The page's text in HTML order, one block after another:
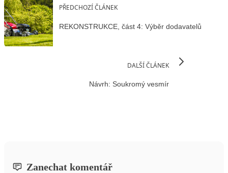
PŘEDCHOZÍ ČLÁNEK
REKONSTRUKCE, část 4: Výběr dodavatelů
DALŠÍ ČLÁNEK
Návrh: Soukromý vesmír
Zanechat komentář